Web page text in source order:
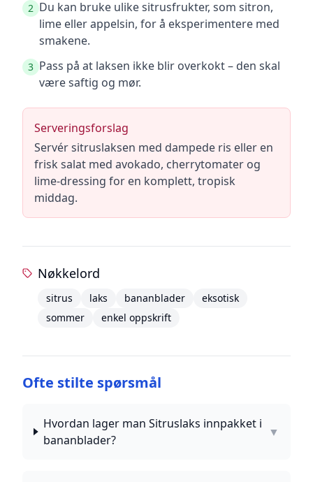
2 Du kan bruke ulike sitrusfrukter, som sitron,
lime eller appelsin, for å eksperimentere med
smakene.
3 Pass på at laksen ikke blir overkokt – den skal
være saftig og mør.
Serveringsforslag
Servér sitruslaksen med dampede ris eller en
frisk salat med avokado, cherrytomater og
lime-dressing for en komplett, tropisk
middag.
Nøkkelord
sitrus laks bananblader
eksotisk
sommer
enkel oppskrift
Ofte stilte spørsmål
Hvordan lager man Sitruslaks innpakket i
bananblader?
▼